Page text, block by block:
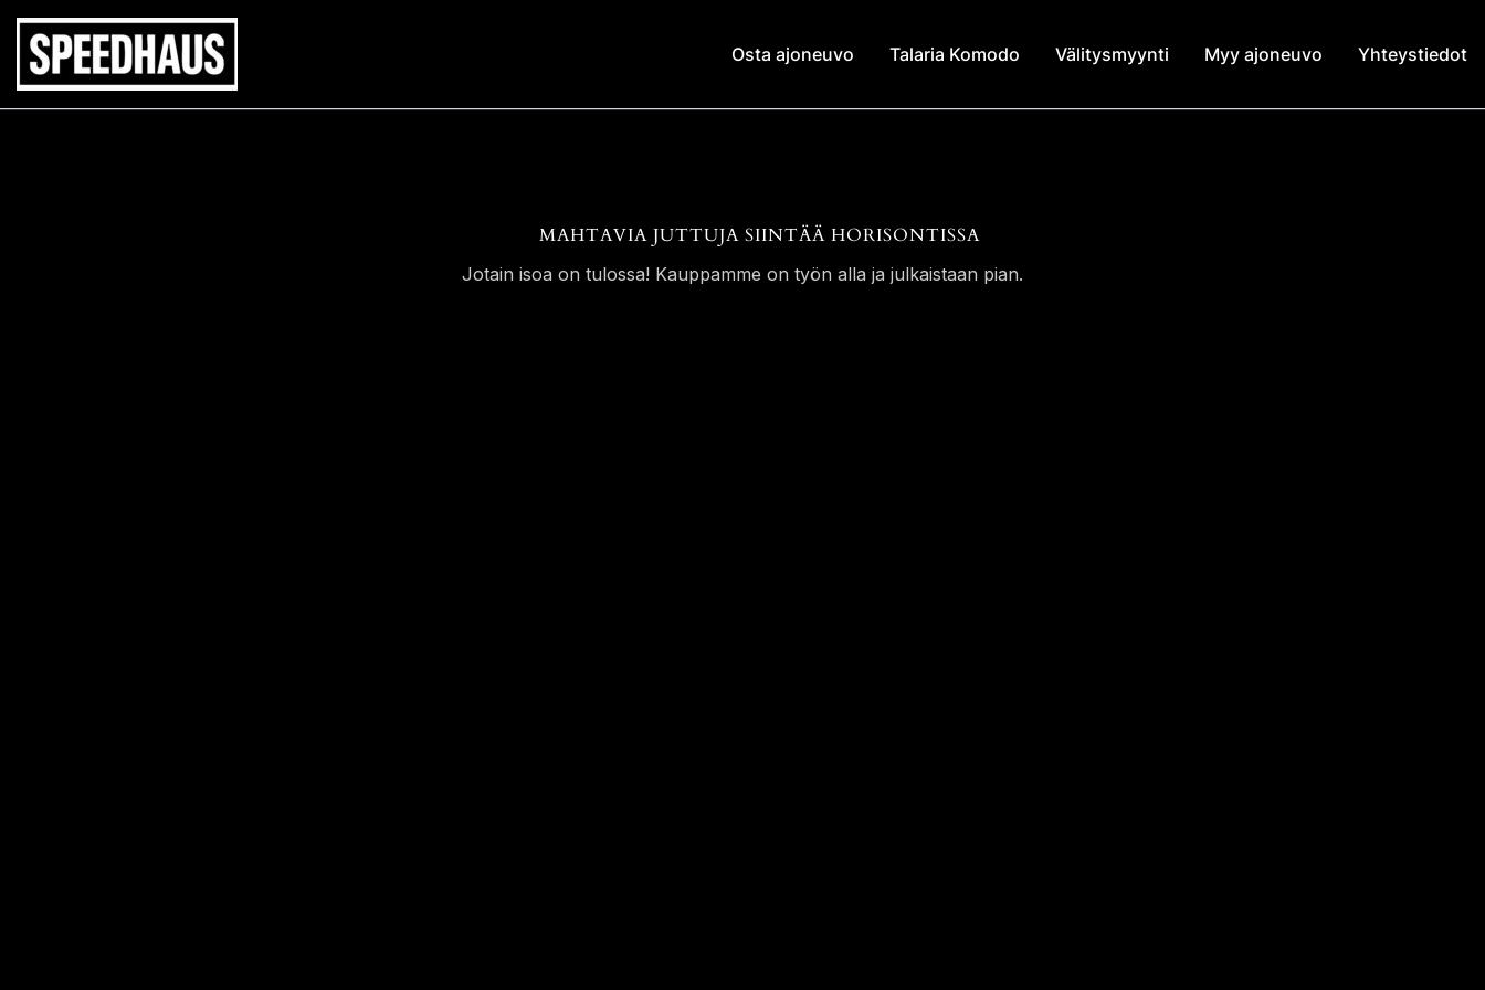
Siirry
sisältöön
Osta ajoneuvo Talaria Komodo Välitysmyynti Myy ajoneuvo Yhteystiedot
MAHTAVIA JUTTUJA SIINTÄÄ HORISONTISSA
Jotain isoa on tulossa! Kauppamme on työn alla ja julkaistaan pian.